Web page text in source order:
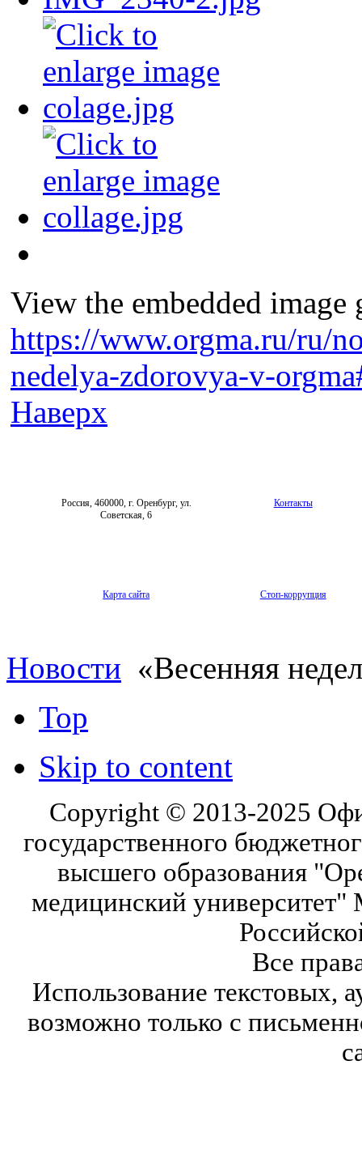
View the embedded
https://www.orgma.ru/ru/
nedelya-zdorovya-v-
Наверх
Россия, 460000, г. Оренбург, ул.
Советская, 6
Контакты
Карта сайта Стоп-коррупция
Новости «Весенняя
Top
Skip to content
Copyright © 2013-2025
государственного
высшего образования
медицинский университет"
Все
Использование текстовых,
возможно только с